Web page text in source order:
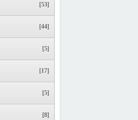
[53]
[44]
[5]
[17]
[5]
[8]